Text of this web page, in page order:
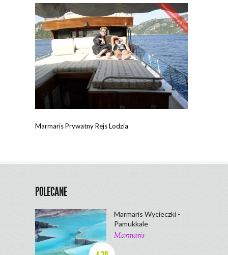
Marmaris Prywatny Rejs Lodzia
POLECANE
Marmaris Wycieczki -
Pamukkale
Marmaris